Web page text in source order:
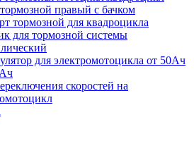
правый с бачком
тормозной для квадроцикла
для тормозной системы
для электромотоцикла от 50Ач
скоростей на